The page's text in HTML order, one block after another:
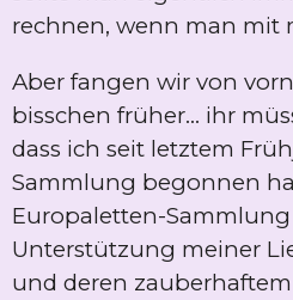
rechnen, wenn man mit
Aber fangen wir von
bisschen früher... ihr
dass ich seit letztem
Sammlung begonnen
Europaletten-
Unterstützung meiner
und deren zauberhaftem